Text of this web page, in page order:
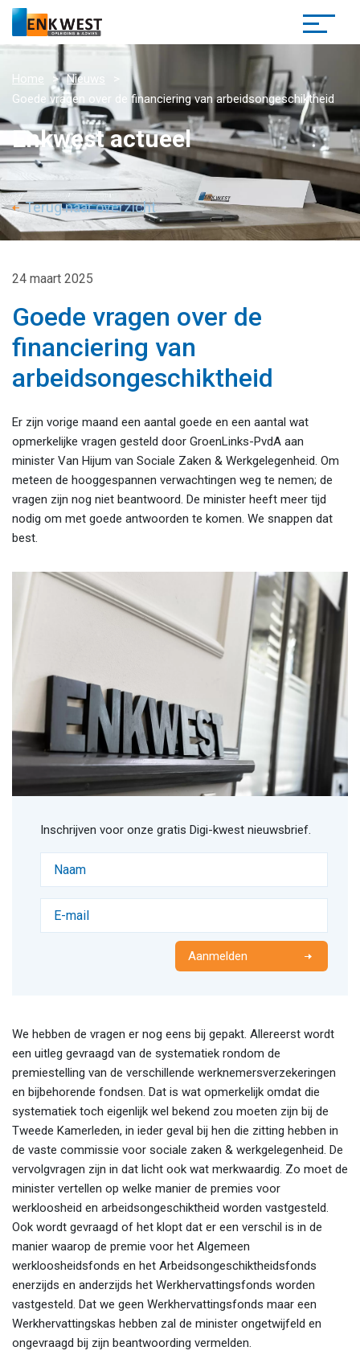
Home
Nieuws
Goede vragen over de financiering van arbeidsongeschiktheid
Enkwest actueel
Terug naar overzicht
24 maart 2025
Goede vragen over de
financiering van
arbeidsongeschiktheid
Er zijn vorige maand een aantal goede en een aantal wat
opmerkelijke vragen gesteld door GroenLinks-PvdA aan
minister Van Hijum van Sociale Zaken & Werkgelegenheid. Om
meteen de hooggespannen verwachtingen weg te nemen; de
vragen zijn nog niet beantwoord. De minister heeft meer tijd
nodig om met goede antwoorden te komen. We snappen dat
best.
Inschrijven voor onze gratis Digi-kwest nieuwsbrief.
Aanmelden
We hebben de vragen er nog eens bij gepakt. Allereerst wordt
een uitleg gevraagd van de systematiek rondom de
premiestelling van de verschillende werknemersverzekeringen
en bijbehorende fondsen. Dat is wat opmerkelijk omdat die
systematiek toch eigenlijk wel bekend zou moeten zijn bij de
Tweede Kamerleden, in ieder geval bij hen die zitting hebben in
de vaste commissie voor sociale zaken & werkgelegenheid. De
vervolgvragen zijn in dat licht ook wat merkwaardig. Zo moet de
minister vertellen op welke manier de premies voor
werkloosheid en arbeidsongeschiktheid worden vastgesteld.
Ook wordt gevraagd of het klopt dat er een verschil is in de
manier waarop de premie voor het Algemeen
werkloosheidsfonds en het Arbeidsongeschiktheidsfonds
enerzijds en anderzijds het Werkhervattingsfonds worden
vastgesteld. Dat we geen Werkhervattingsfonds maar een
Werkhervattingskas hebben zal de minister ongetwijfeld en
ongevraagd bij zijn beantwoording vermelden.